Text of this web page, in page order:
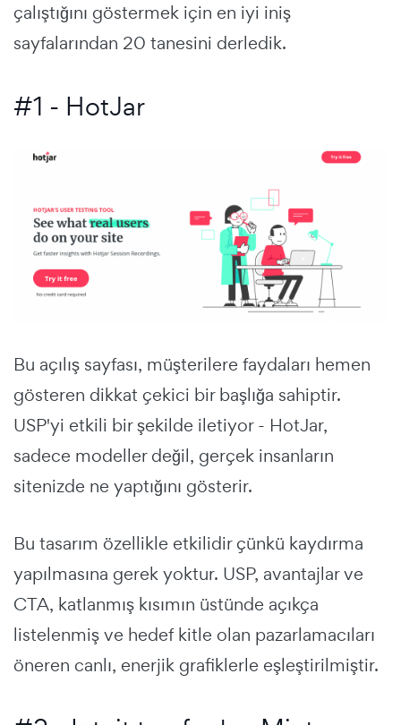
çalıştığını göstermek için en iyi iniş
sayfalarından 20 tanesini derledik.
#1 - HotJar
Bu açılış sayfası, müşterilere faydaları hemen
gösteren dikkat çekici bir başlığa sahiptir.
USP'yi etkili bir şekilde iletiyor - HotJar,
sadece modeller değil, gerçek insanların
sitenizde ne yaptığını gösterir.
Bu tasarım özellikle etkilidir çünkü kaydırma
yapılmasına gerek yoktur. USP, avantajlar ve
CTA, katlanmış kısımın üstünde açıkça
listelenmiş ve hedef kitle olan pazarlamacıları
öneren canlı, enerjik grafiklerle eşleştirilmiştir.